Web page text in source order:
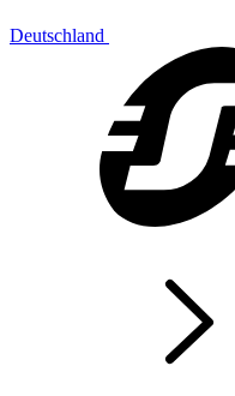
Deutschland